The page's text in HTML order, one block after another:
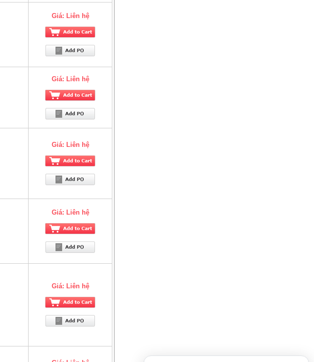
Giá: Liên hệ
Giá: Liên hệ
Giá: Liên hệ
Giá: Liên hệ
Giá: Liên hệ